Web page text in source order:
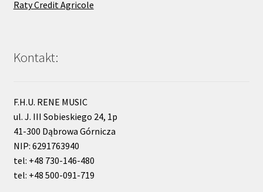
Raty Credit Agricole
Kontakt:
F.H.U. RENE MUSIC
ul. J. III Sobieskiego 24, 1p
41-300 Dąbrowa Górnicza
NIP: 6291763940
tel: +48 730-146-480
tel: +48 500-091-719